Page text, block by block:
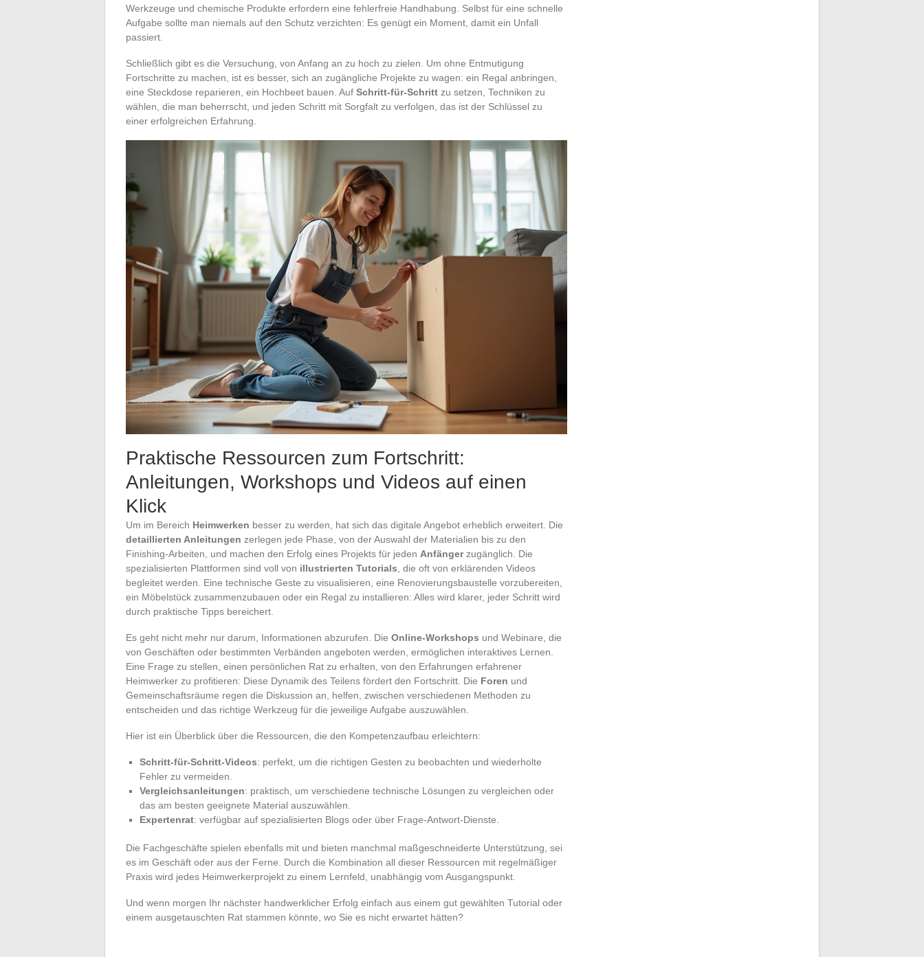
Werkzeuge und chemische Produkte erfordern eine fehlerfreie Handhabung. Selbst für eine schnelle
Aufgabe sollte man niemals auf den Schutz verzichten: Es genügt ein Moment, damit ein Unfall
passiert.
Schließlich gibt es die Versuchung, von Anfang an zu hoch zu zielen. Um ohne Entmutigung
Fortschritte zu machen, ist es besser, sich an zugängliche Projekte zu wagen: ein Regal anbringen,
eine Steckdose reparieren, ein Hochbeet bauen. Auf Schritt-für-Schritt zu setzen, Techniken zu
wählen, die man beherrscht, und jeden Schritt mit Sorgfalt zu verfolgen, das ist der Schlüssel zu
einer erfolgreichen Erfahrung.
Praktische Ressourcen zum Fortschritt:
Anleitungen, Workshops und Videos auf einen
Klick
Um im Bereich Heimwerken besser zu werden, hat sich das digitale Angebot erheblich erweitert. Die
detaillierten Anleitungen zerlegen jede Phase, von der Auswahl der Materialien bis zu den
Finishing-Arbeiten, und machen den Erfolg eines Projekts für jeden Anfängerzugänglich. Die
spezialisierten Plattformen sind voll von illustrierten Tutorials , die oft von erklärenden Videos
begleitet werden. Eine technische Geste zu visualisieren, eine Renovierungsbaustelle vorzubereiten,
ein Möbelstück zusammenzubauen oder ein Regal zu installieren: Alles wird klarer, jeder Schritt wird
durch praktische Tipps bereichert.
Es geht nicht mehr nur darum, Informationen abzurufen. Die Online-Workshops und Webinare, die
von Geschäften oder bestimmten Verbänden angeboten werden, ermöglichen interaktives Lernen.
Eine Frage zu stellen, einen persönlichen Rat zu erhalten, von den Erfahrungen erfahrener
Heimwerker zu profitieren: Diese Dynamik des Teilens fördert den Fortschritt. Die Foren und
Gemeinschaftsräume regen die Diskussion an, helfen, zwischen verschiedenen Methoden zu
entscheiden und das richtige Werkzeug für die jeweilige Aufgabe auszuwählen.
Hier ist ein Überblick über die Ressourcen, die den Kompetenzaufbau erleichtern:
Schritt-für-Schritt-Videos: perfekt, um die richtigen Gesten zu beobachten und wiederholte
Fehler zu vermeiden.
Vergleichsanleitungen: praktisch, um verschiedene technische Lösungen zu vergleichen oder
das am besten geeignete Material auszuwählen.
Expertenrat: verfügbar auf spezialisierten Blogs oder über Frage-Antwort-Dienste.
Die Fachgeschäfte spielen ebenfalls mit und bieten manchmal maßgeschneiderte Unterstützung, sei
es im Geschäft oder aus der Ferne. Durch die Kombination all dieser Ressourcen mit regelmäßiger
Praxis wird jedes Heimwerkerprojekt zu einem Lernfeld, unabhängig vom Ausgangspunkt.
Und wenn morgen Ihr nächster handwerklicher Erfolg einfach aus einem gut gewählten Tutorial oder
einem ausgetauschten Rat stammen könnte, wo Sie es nicht erwartet hätten?